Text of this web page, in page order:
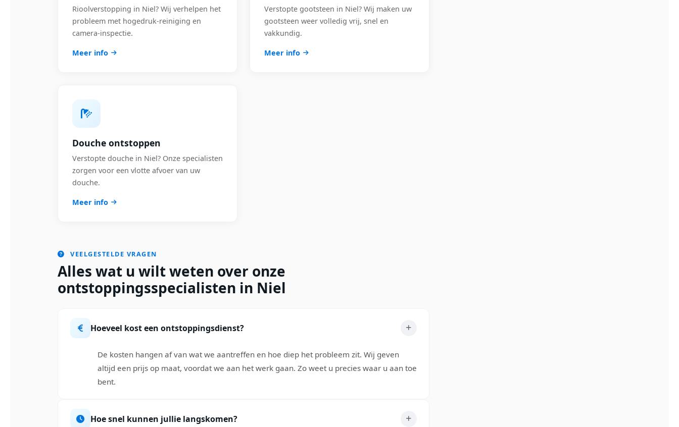
Rioolverstopping in Niel? Wij verhelpen het
probleem met hogedruk-reiniging en
camera-inspectie.
Meer info
Verstopte gootsteen in Niel? Wij maken uw
gootsteen weer volledig vrij, snel en
vakkundig.
Meer info
Douche ontstoppen
Verstopte douche in Niel? Onze specialisten
zorgen voor een vlotte afvoer van uw
douche.
Meer info
VEELGESTELDE VRAGEN
Alles wat u wilt weten over onze
ontstoppingsspecialisten in Niel
Hoeveel kost een ontstoppingsdienst?
De kosten hangen af van wat we aantreffen en hoe diep het probleem zit. Wij geven
altijd een prijs op maat, voordat we aan het werk gaan. Zo weet u precies waar u aan toe
bent.
Hoe snel kunnen jullie langskomen?